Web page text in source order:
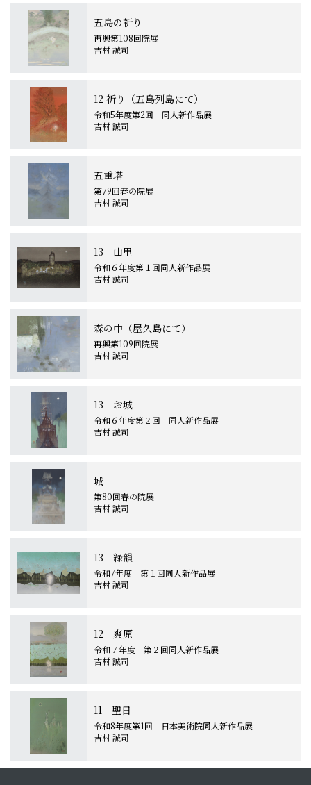
五島の祈り
再興第108回院展
吉村 誠司
12 祈り（五島列島にて）
令和5年度第2回 同人新作品展
吉村 誠司
五重塔
第79回春の院展
吉村 誠司
13 山里
令和６年度第１回同人新作品展
吉村 誠司
森の中（屋久島にて）
再興第109回院展
吉村 誠司
13 お城
令和６年度第２回 同人新作品展
吉村 誠司
城
第80回春の院展
吉村 誠司
13 緑韻
令和7年度 第１回同人新作品展
吉村 誠司
12 爽原
令和７年度 第２回同人新作品展
吉村 誠司
11 聖日
令和8年度第1回 日本美術院同人新作品展
吉村 誠司